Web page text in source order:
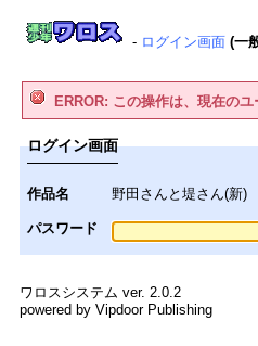
- ログイン画面 (一
ERROR: この操作は、現在の
ログイン画面
作品名 野田さんと堤さん(新)
パスワード
ワロスシステム ver. 2.0.2
powered by Vipdoor Publishing